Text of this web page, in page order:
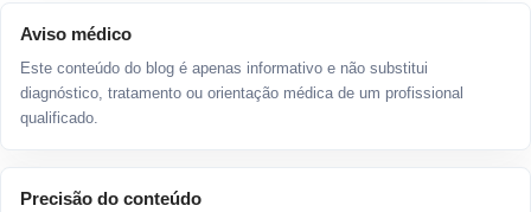
Aviso médico
Este conteúdo do blog é apenas informativo e não substitui
diagnóstico, tratamento ou orientação médica de um profissional
qualificado.
Precisão do conteúdo